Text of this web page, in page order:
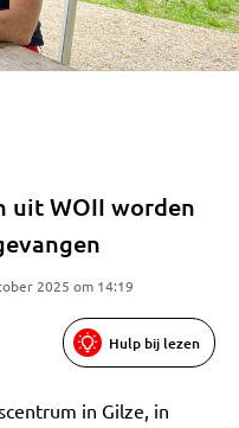
uit WOII worden
2025 om 14:19
Hulp bij lezen
in Gilze, in